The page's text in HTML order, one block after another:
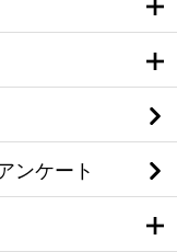
ンケート